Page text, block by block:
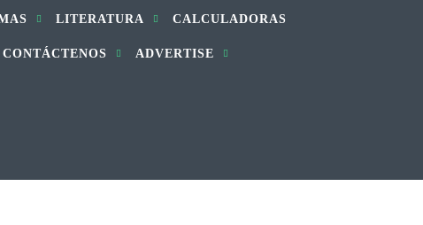
LITERATURA CALCULADORAS
CONTÁCTENOS
ADVERTISE